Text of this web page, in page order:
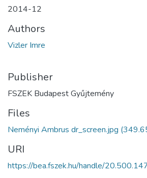
2014-12
Authors
Vizler Imre
Publisher
FSZEK Budapest Gyűjtemény
Files
Neményi Ambrus dr_screen.jpg
URI
https://bea.fszek.hu/handle/